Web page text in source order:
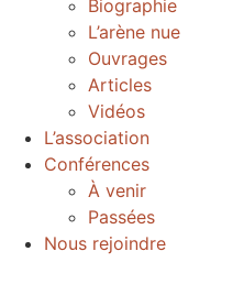
Biographie
L’arène nue
Ouvrages
Articles
Vidéos
L’association
Conférences
À venir
Passées
Nous rejoindre